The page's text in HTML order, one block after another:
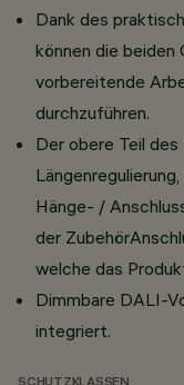
Dank des
können die
vorbereitende
durchzuführen.
Der obere Teil
Hänge- /
der
welche das
Dimmbare DALI-
integriert.